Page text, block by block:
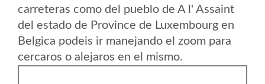
carreteras como del pueblo de A l' Assaint
del estado de Province de Luxembourg en
Belgica podeis ir manejando el zoom para
cercaros o alejaros en el mismo.